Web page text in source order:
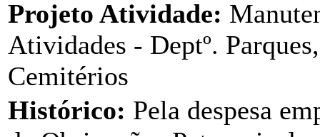
Projeto Atividade:
Atividades - Deptº.
Cemitérios
Histórico: Pela despesa